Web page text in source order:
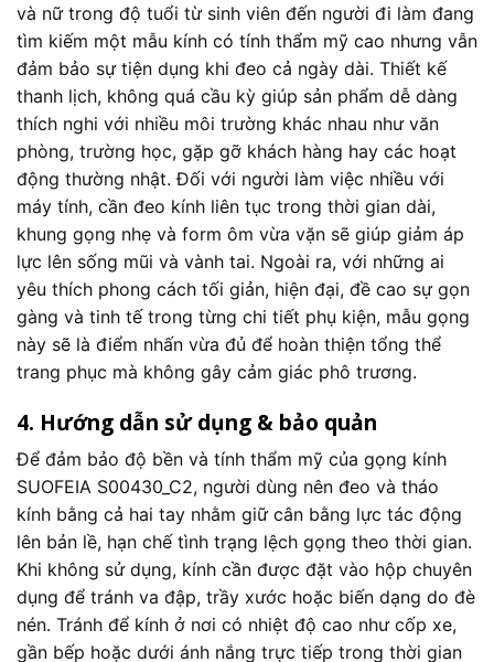
và nữ trong độ tuổi từ sinh viên đến người đi làm đang
tìm kiếm một mẫu kính có tính thẩm mỹ cao nhưng vẫn
đảm bảo sự tiện dụng khi đeo cả ngày dài. Thiết kế
thanh lịch, không quá cầu kỳ giúp sản phẩm dễ dàng
thích nghi với nhiều môi trường khác nhau như văn
phòng, trường học, gặp gỡ khách hàng hay các hoạt
động thường nhật. Đối với người làm việc nhiều với
máy tính, cần đeo kính liên tục trong thời gian dài,
khung gọng nhẹ và form ôm vừa vặn sẽ giúp giảm áp
lực lên sống mũi và vành tai. Ngoài ra, với những ai
yêu thích phong cách tối giản, hiện đại, đề cao sự gọn
gàng và tinh tế trong từng chi tiết phụ kiện, mẫu gọng
này sẽ là điểm nhấn vừa đủ để hoàn thiện tổng thể
trang phục mà không gây cảm giác phô trương.
4. Hướng dẫn sử dụng & bảo quản
Để đảm bảo độ bền và tính thẩm mỹ của gọng kính
SUOFEIA S00430_C2, người dùng nên đeo và tháo
kính bằng cả hai tay nhằm giữ cân bằng lực tác động
lên bản lề, hạn chế tình trạng lệch gọng theo thời gian.
Khi không sử dụng, kính cần được đặt vào hộp chuyên
dụng để tránh va đập, trầy xước hoặc biến dạng do đè
nén. Tránh để kính ở nơi có nhiệt độ cao như cốp xe,
gần bếp hoặc dưới ánh nắng trực tiếp trong thời gian